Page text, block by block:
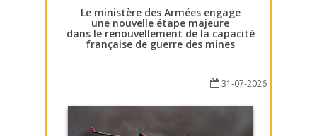
Le ministère des Armées engage
une nouvelle étape majeure
dans le renouvellement de la capacité
française de guerre des mines
31-07-2026